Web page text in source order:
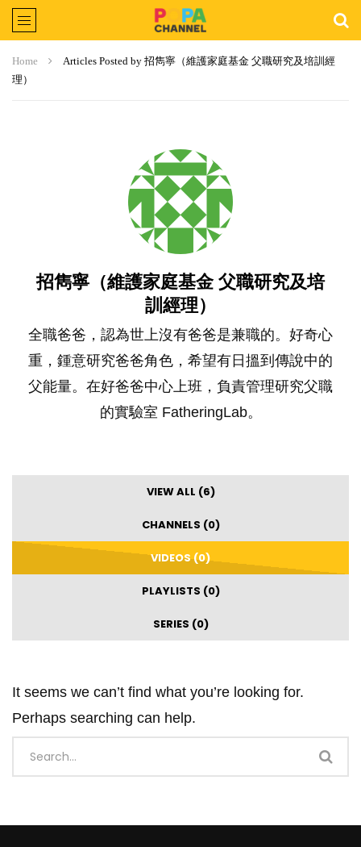
Home
Articles Posted by 招雋寧（維護家庭基金 父職研究及培訓經
理）
招雋寧（維護家庭基金 父職研究及培
訓經理）
全職爸爸，認為世上沒有爸爸是兼職的。好奇心
重，鍾意研究爸爸角色，希望有日搵到傳說中的
父能量。在好爸爸中心上班，負責管理研究父職
的實驗室 FatheringLab。
VIEW ALL (6)
CHANNELS (0)
VIDEOS (0)
PLAYLISTS (0)
SERIES (0)
It seems we can’t find what you’re looking for.
Perhaps searching can help.